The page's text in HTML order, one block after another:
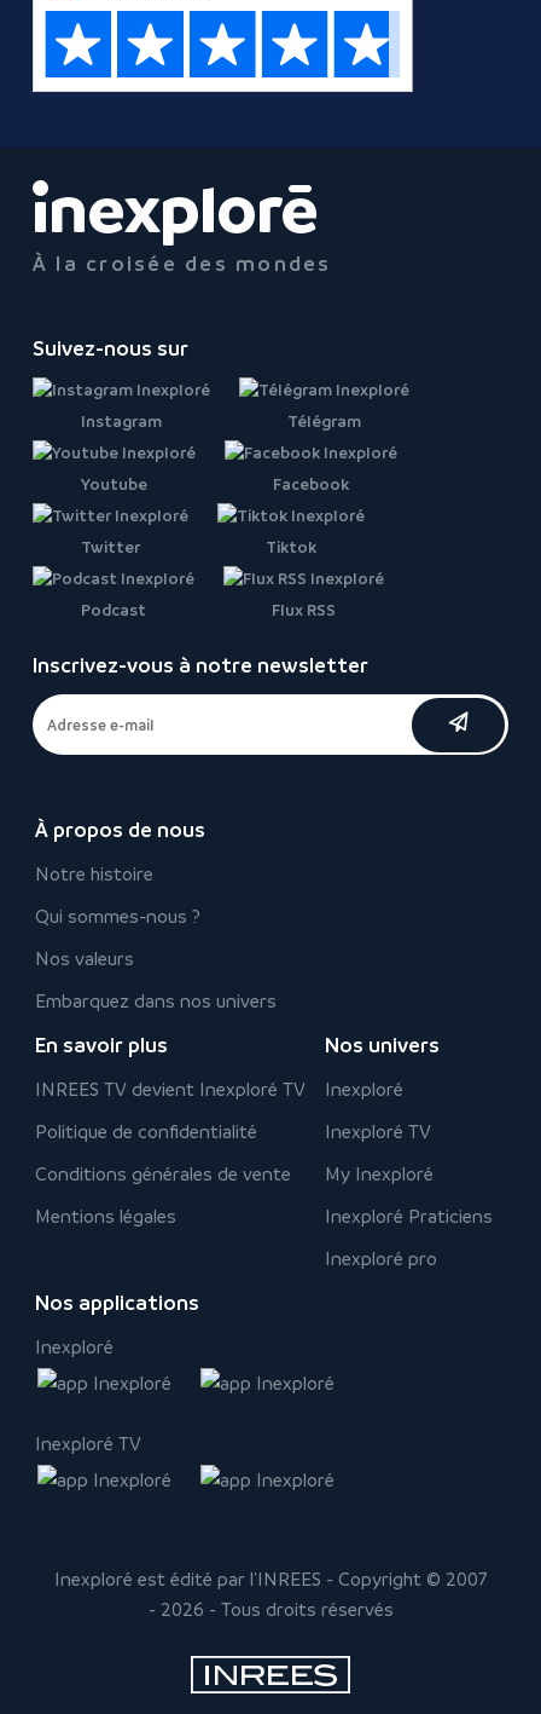
À la croisée des mondes
Suivez-nous sur
Instagram Télégram
Youtube Facebook
Twitter Tiktok
Podcast Flux RSS
Inscrivez-vous à notre newsletter
À propos de nous
Notre histoire
Qui sommes-nous ?
Nos valeurs
Embarquez dans nos univers
En savoir plus
INREES TV devient Inexploré TV
Politique de confidentialité
Conditions générales de vente
Mentions légales
Nos univers
Inexploré
Inexploré TV
My Inexploré
Inexploré Praticiens
Inexploré pro
Nos applications
Inexploré
Inexploré TV
Inexploré est édité par l'INREES - Copyright © 2007
- 2026 - Tous droits réservés